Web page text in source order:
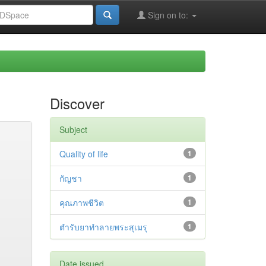
Sign on to:
Discover
Subject
1
Quality of life
1
กัญชา
1
คุณภาพชีวิต
1
ตำรับยาทำลายพระสุเมรุ
Date issued